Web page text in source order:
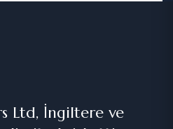
Ltd, İngiltere ve